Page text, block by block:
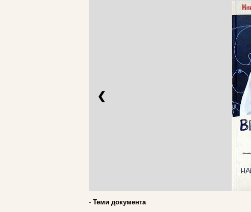
❮
- Теми документа